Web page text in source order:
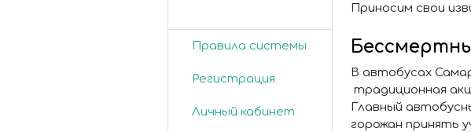
Правила системы
Регистрация
Личный кабинет
Приносим свои
В автобусах
традиционная
Главный
горожан принять